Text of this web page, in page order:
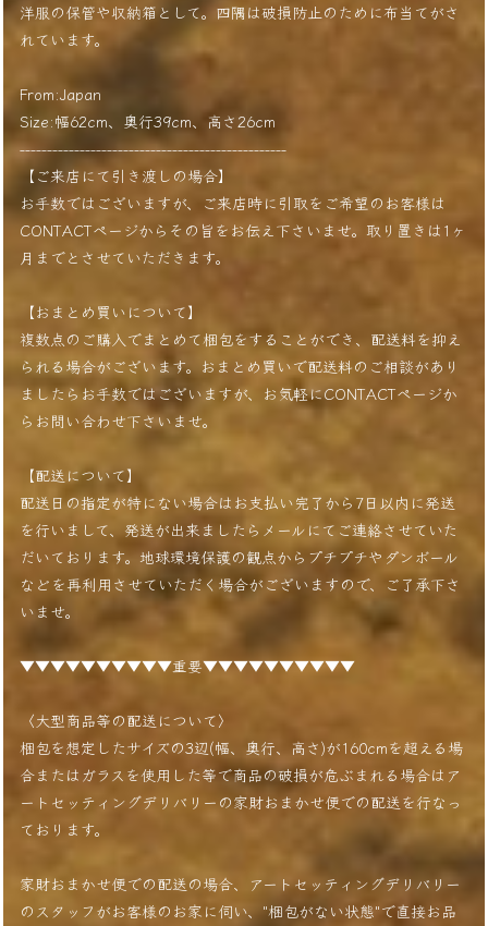
洋服の保管や収納箱として。四隅は破損防止のために布当てがさ
れています。
From:Japan
Size:幅62cm、奥行39cm、高さ26cm
-------------------------------------------------
【ご来店にて引き渡しの場合】
お手数ではございますが、ご来店時に引取をご希望のお客様は
CONTACTページからその旨をお伝え下さいませ。取り置きは1ヶ
月までとさせていただきます。
【おまとめ買いについて】
複数点のご購入でまとめて梱包をすることができ、配送料を抑え
られる場合がございます。おまとめ買いで配送料のご相談があり
ましたらお手数ではございますが、お気軽にCONTACTページか
らお問い合わせ下さいませ。
【配送について】
配送日の指定が特にない場合はお支払い完了から7日以内に発送
を行いまして、発送が出来ましたらメールにてご連絡させていた
だいております。地球環境保護の観点からプチプチやダンボール
などを再利用させていただく場合がございますので、ご了承下さ
いませ。
▼▼▼▼▼▼▼▼▼▼重要▼▼▼▼▼▼▼▼▼▼
〈大型商品等の配送について〉
梱包を想定したサイズの3辺(幅、奥行、高さ)が160cmを超える場
合またはガラスを使用した等で商品の破損が危ぶまれる場合はア
ートセッティングデリバリーの家財おまかせ便での配送を行なっ
ております。
家財おまかせ便での配送の場合、アートセッティングデリバリー
のスタッフがお客様のお家に伺い、"梱包がない状態"で直接お品